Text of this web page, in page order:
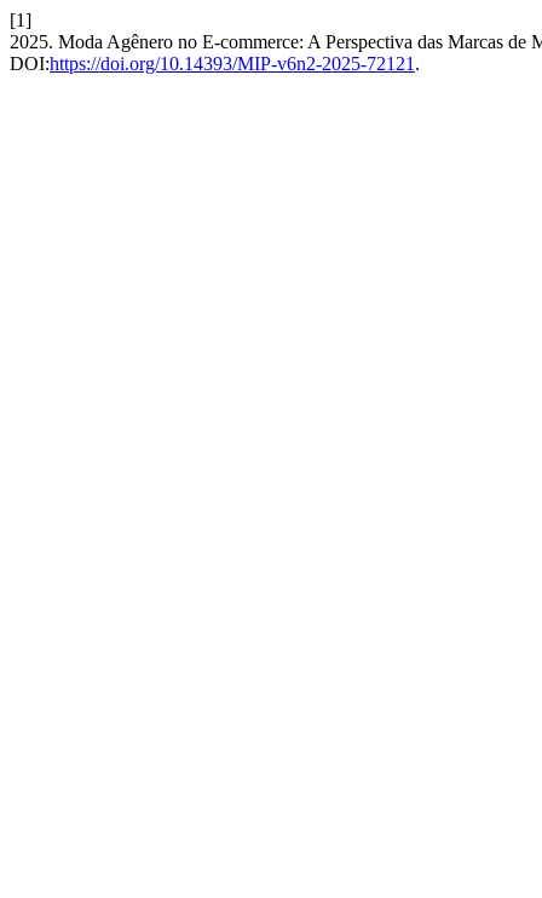
[1]
2025. Moda Agênero no E-commerce: A Perspectiva das Marcas de
DOI:https://doi.org/10.14393/MIP-v6n2-2025-72121 .